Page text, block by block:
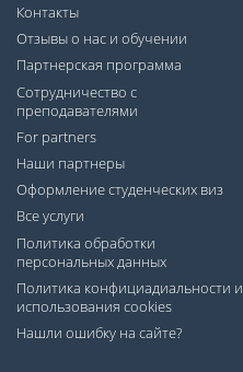
Контакты
Отзывы о нас и обучении
Партнерская программа
Сотрудничество с
преподавателями
For partners
Наши партнеры
Оформление студенческих виз
Все услуги
Политика обработки
персональных данных
Политика конфициадиальности и
использования cookies
Нашли ошибку на сайте?